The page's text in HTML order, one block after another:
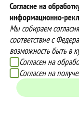
Согласие на
информационно-
Мы собираем
соответствие с
возможность быть в
Согласен на
Согласен на
E-mail:
Телефон: +7 (8352) 28-80-34
Адрес: г. Чебоксары, пр.
Способы оплаты
Вы можете оплатить покупки
наличными при получении
либо выбрать другой способ
Инструкция по оплате